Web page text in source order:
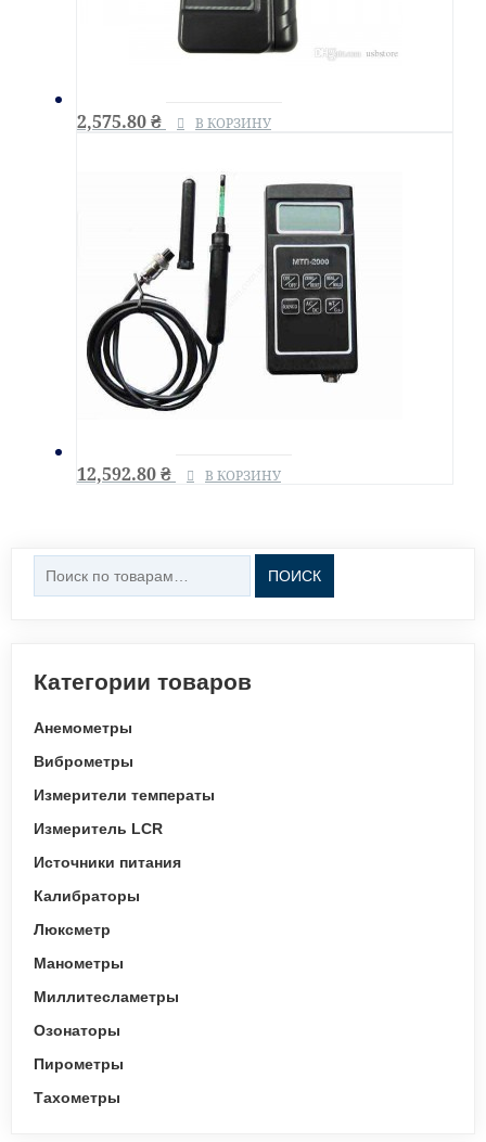
2,575.80₴ В КОРЗИНУ
12,592.80₴ В КОРЗИНУ
Искать:
ПОИСК
Категории товаров
Анемометры
Виброметры
Измерители температы
Измеритель LCR
Источники питания
Калибраторы
Люксметр
Манометры
Миллитесламетры
Озонаторы
Пирометры
Тахометры